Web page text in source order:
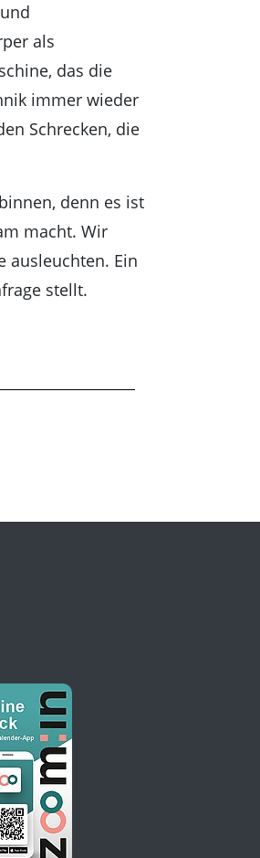
als
das die
immer wieder
Schrecken, die
denn es ist
macht. Wir
ausleuchten. Ein
stellt.